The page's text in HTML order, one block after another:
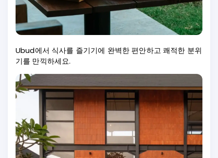
Ubud에서 식사를 즐기기에 완벽한 편안하고 쾌적한 분위
기를 만끽하세요.